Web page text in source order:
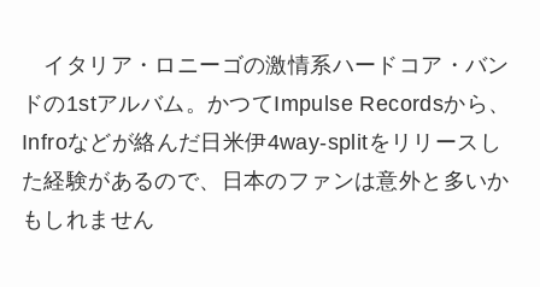
イタリア・ロニーゴの激情系ハードコア・バン
ドの1stアルバム。かつてImpulse Recordsから、
Infroなどが絡んだ日米伊4way-splitをリリースし
た経験があるので、日本のファンは意外と多いか
もしれません